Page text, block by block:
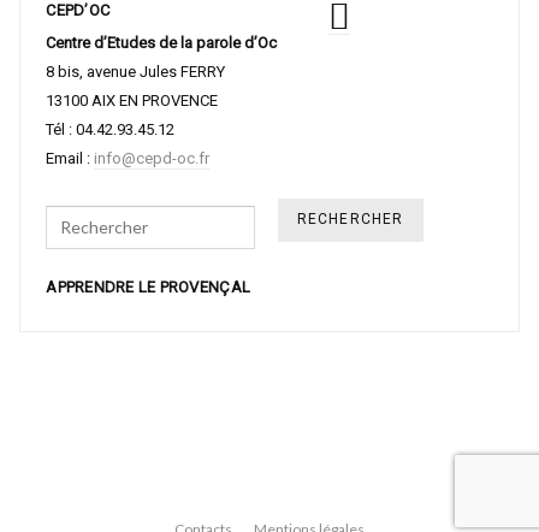
CEPD’OC
Centre d’Etudes de la parole d’Oc
8 bis, avenue Jules FERRY
13100 AIX EN PROVENCE
Tél : 04.42.93.45.12
Email : info@cepd-oc.fr
Search
APPRENDRE LE PROVENÇAL